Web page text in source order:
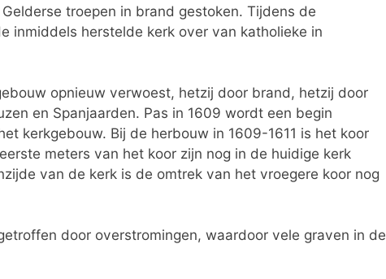
troepen in brand gestoken. Tijdens de
inmiddels herstelde kerk over van katholieke in
opnieuw verwoest, hetzij door brand, hetzij door
en Spanjaarden. Pas in 1609 wordt een begin
kerkgebouw. Bij de herbouw in 1609-1611 is het koor
meters van het koor zijn nog in de huidige kerk
van de kerk is de omtrek van het vroegere koor nog
door overstromingen, waardoor vele graven in de